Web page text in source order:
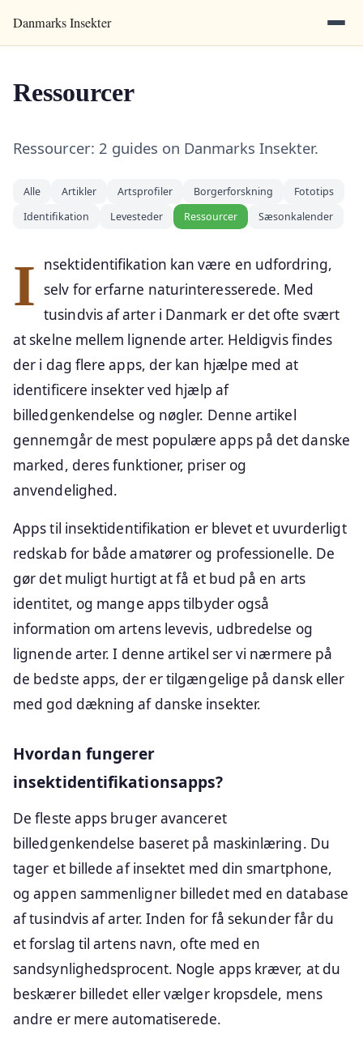
Danmarks Insekter
Ressourcer
Ressourcer: 2 guides on Danmarks Insekter.
Alle Artikler Artsprofiler Borgerforskning
Fototips
Identifikation
Levesteder Ressourcer Sæsonkalender
Insektidentifikation kan være en udfordring, selv for erfarne naturinteresserede. Med
tusindvis af arter i Danmark er det ofte svært
at skelne mellem lignende arter. Heldigvis findes
der i dag flere apps, der kan hjælpe med at
identificere insekter ved hjælp af
billedgenkendelse og nøgler. Denne artikel
gennemgår de mest populære apps på det danske
marked, deres funktioner, priser og
anvendelighed.
Apps til insektidentifikation er blevet et uvurderligt
redskab for både amatører og professionelle. De
gør det muligt hurtigt at få et bud på en arts
identitet, og mange apps tilbyder også
information om artens levevis, udbredelse og
lignende arter. I denne artikel ser vi nærmere på
de bedste apps, der er tilgængelige på dansk eller
med god dækning af danske insekter.
Hvordan fungerer
insektidentifikationsapps?
De fleste apps bruger avanceret
billedgenkendelse baseret på maskinlæring. Du
tager et billede af insektet med din smartphone,
og appen sammenligner billedet med en database
af tusindvis af arter. Inden for få sekunder får du
et forslag til artens navn, ofte med en
sandsynlighedsprocent. Nogle apps kræver, at du
beskærer billedet eller vælger kropsdele, mens
andre er mere automatiserede.